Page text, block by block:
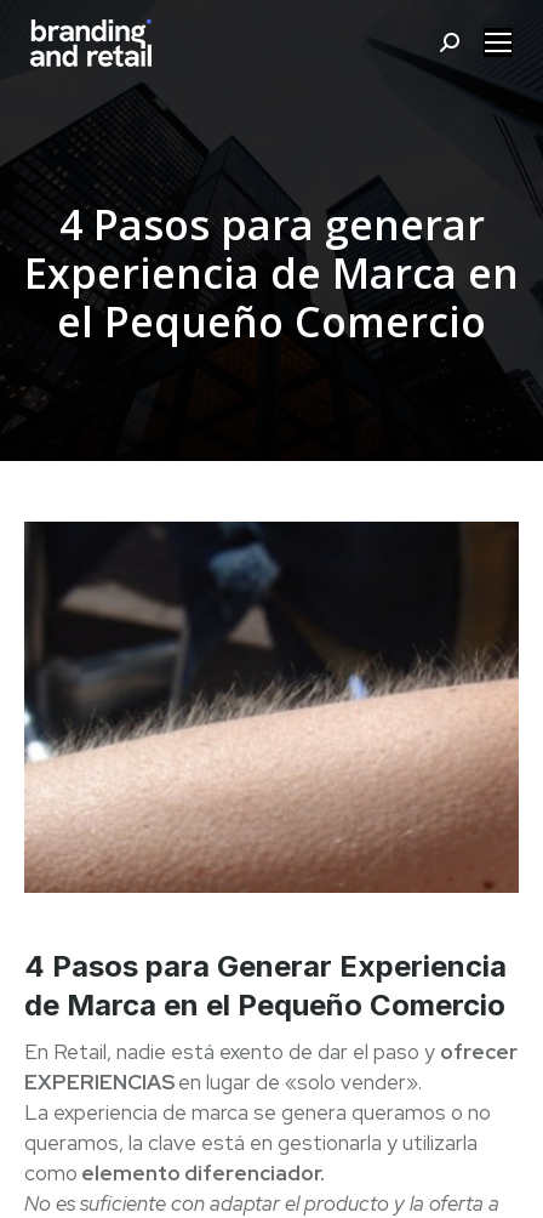
Buscar:
4 Pasos para generar
Experiencia de Marca en
el Pequeño Comercio
4 Pasos para Generar Experiencia
de Marca en el Pequeño Comercio
En Retail, nadie está exento de dar el paso y ofrecer
EXPERIENCIASen lugar de «solo vender».
La experiencia de marca se genera queramos o no
queramos, la clave está en gestionarla y utilizarla
como elemento diferenciador.
No es suficiente con adaptar el producto y la oferta a